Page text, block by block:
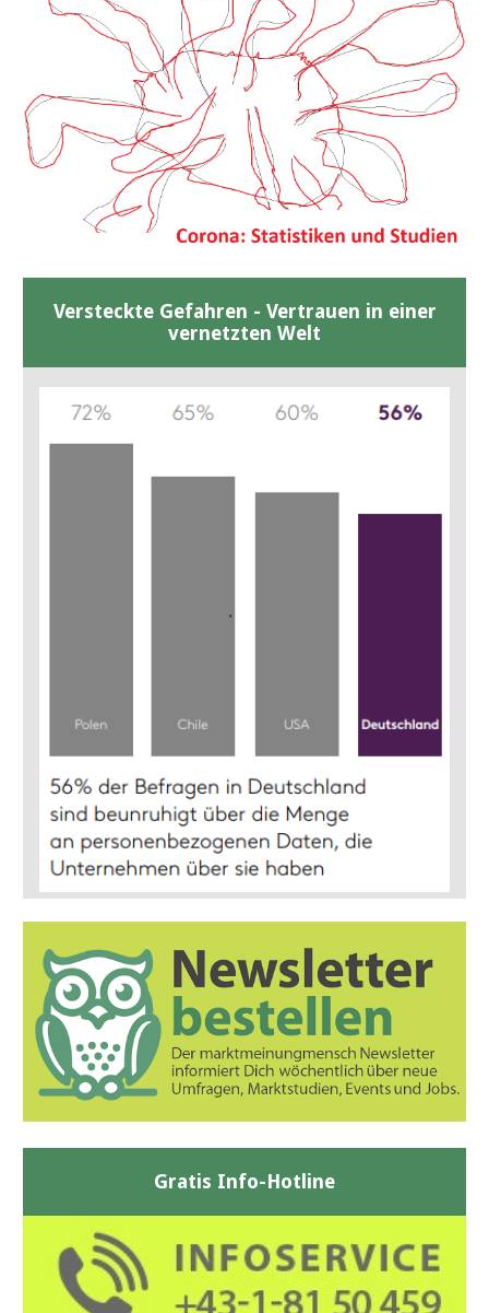
Versteckte Gefahren - Vertrauen in einer
vernetzten Welt
Gratis Info-Hotline